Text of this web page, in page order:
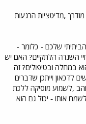
,מדיטציות הרגעות
שלכם - כלומר -
השגרה הלתקיים? האם יש
במחלה ובטיפולים? זה
לדכאון וייתכן שדברים
,לשמוע מוסיקה ללכת
אותו - יכול גם הוא